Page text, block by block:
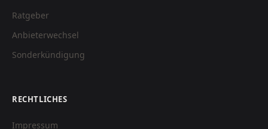
Ratgeber
Anbieterwechsel
Sonderkündigung
RECHTLICHES
Impressum